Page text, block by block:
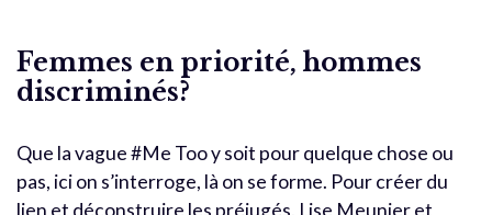
Femmes en priorité, hommes
discriminés?
Que la vague #Me Too y soit pour quelque chose ou
pas, ici on s’interroge, là on se forme. Pour créer du
lien et déconstruire les préjugés, Lise Meunier et